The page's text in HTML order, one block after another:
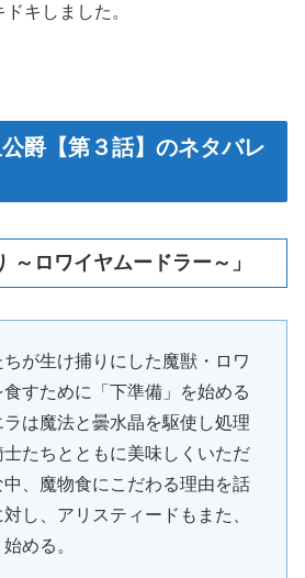
キしました。
爵【第３話】のネタバレ
～ロワイヤムードラー～」
が生け捕りにした魔獣・ロワ
すために「下準備」を始める
は魔法と曇水晶を駆使し処理
たちとともに美味しくいただ
中、魔物食にこだわる理由を話
し、アリスティードもまた、
める。